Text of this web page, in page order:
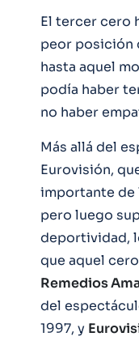
El tercer cero
peor posición
hasta aquel
podía haber
no haber
Más allá del
Eurovisión,
importante de
pero luego
deportividad,
que aquel
Remedios
del
1997, y